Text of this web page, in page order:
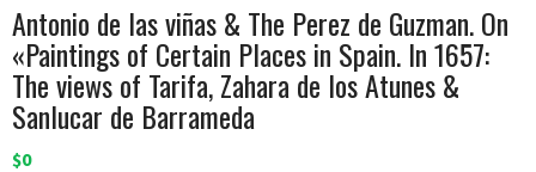
Antonio de las viñas & The Perez de Guzman. On
«Paintings of Certain Places in Spain. In 1657:
The views of Tarifa, Zahara de los Atunes &
Sanlucar de Barrameda
$0